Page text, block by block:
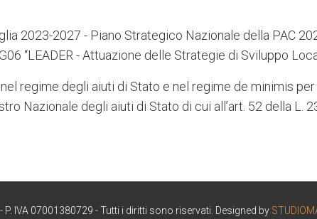
2023-2027 - Piano Strategico Nazionale della PAC
“LEADER - Attuazione delle Strategie di Sviluppo
regime degli aiuti di Stato e nel regime de minimis
Nazionale degli aiuti di Stato di cui all’art. 52 della L.
IVA 07001380729 - Tutti i diritti sono riservati. Designed by